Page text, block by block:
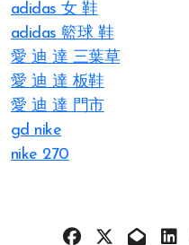
adidas 女 鞋
adidas 籃球 鞋
愛 迪 達 三葉草
愛 迪 達 板鞋
愛 迪 達 門市
gd nike
nike 270